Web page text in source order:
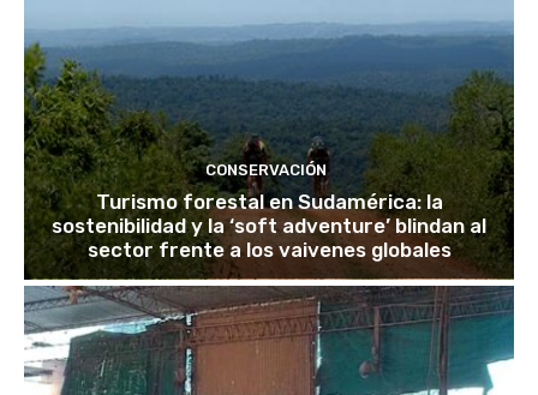
CONSERVACIÓN
Turismo forestal en Sudamérica: la
sostenibilidad y la ‘soft adventure’ blindan al
sector frente a los vaivenes globales